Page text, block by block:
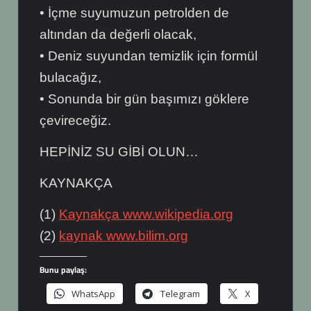
• İçme suyumuzun petrolden de
altından da değerli olacak,
• Deniz suyundan temizlik için formül
bulacağız,
• Sonunda bir gün başımızı göklere
çevireceğiz.
HEPİNİZ SU GİBİ OLUN…
KAYNAKÇA
(1) Kaynakça www.wikipedia.org
(2) kaynak www.bilim.org
Bunu paylaş:
WhatsApp Telegram X